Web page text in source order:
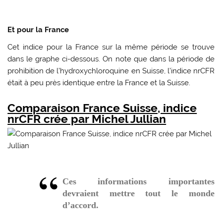
Et pour la France
Cet indice pour la France sur la même période se trouve
dans le graphe ci-dessous. On note que dans la période de
prohibition de l’hydroxychloroquine en Suisse, l’indice nrCFR
était à peu près identique entre la France et la Suisse.
Comparaison France Suisse, indice
nrCFR crée par Michel Jullian
Ces informations importantes
devraient mettre tout le monde
d’accord.